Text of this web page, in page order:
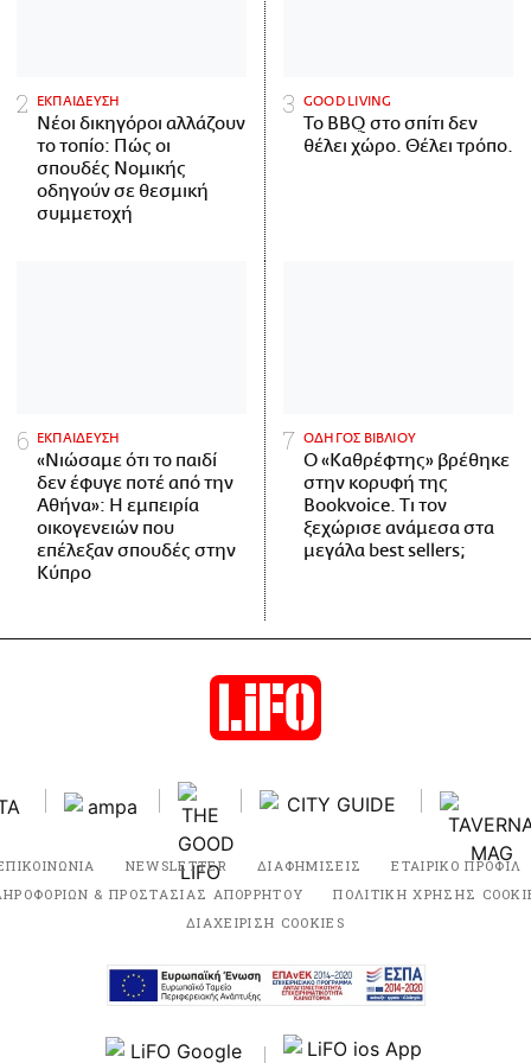
ΕΚΠΑΙΔΕΥΣΗ
Νέοι δικηγόροι αλλάζουν
το τοπίο: Πώς οι
σπουδές Νομικής
οδηγούν σε θεσμική
συμμετοχή
GOOD LIVING
Το BBQ στο σπίτι δεν
θέλει χώρο. Θέλει τρόπο.
ΕΚΠΑΙΔΕΥΣΗ
«Νιώσαμε ότι το παιδί
δεν έφυγε ποτέ από την
Αθήνα»: Η εμπειρία
οικογενειών που
επέλεξαν σπουδές στην
Κύπρο
ΟΔΗΓΟΣ ΒΙΒΛΙΟΥ
Ο «Καθρέφτης» βρέθηκε
στην κορυφή της
Bookvoice. Τι τον
ξεχώρισε ανάμεσα στα
μεγάλα best sellers;
NEWSLETTER ΔΙΑΦΗΜΙΣΕΙΣ
ΕΤΑΙΡΙΚΟ ΠΡΟΦΙΛ
& ΠΡΟΣΤΑΣΙΑΣ ΑΠΟΡΡΗΤΟΥ
ΠΟΛΙΤΙΚΗ ΧΡΗΣΗΣ
ΔΙΑΧΕΙΡΙΣΗ COOKIES